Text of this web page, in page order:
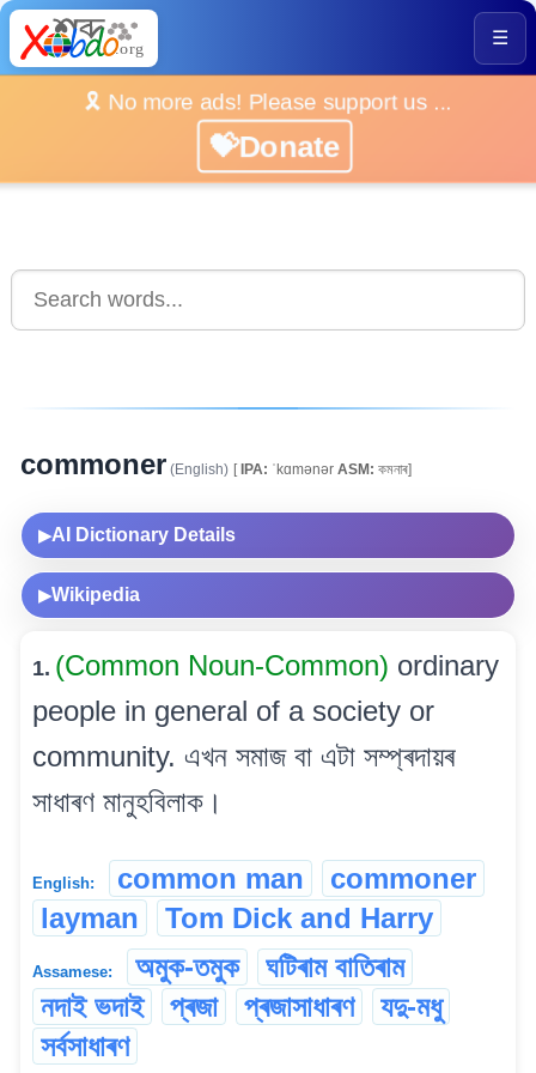
☰
🎗️ No more ads! Please support us ...
💝Donate
commoner (English) [IPA: ˈkɑmənər ASM: কমনাৰ]
▶AI Dictionary Details
▶Wikipedia
1. (Common Noun-Common) ordinary
people in general of a society or
community. এখন সমাজ বা এটা সম্প্ৰদায়ৰ
সাধাৰণ মানুহবিলাক।
English: common man
commoner
layman
Tom Dick and Harry
Assamese: অমুক-তমুক
ঘটিৰাম বাতিৰাম
নদাই ভদাই
প্ৰজা প্ৰজাসাধাৰণ
যদু-মধু
সৰ্বসাধাৰণ